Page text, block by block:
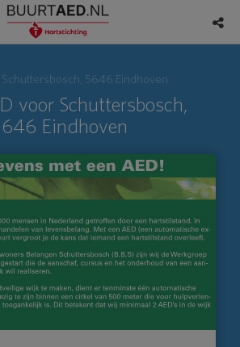
5646 Eindhoven
voor Schuttersbosch,
Eindhoven